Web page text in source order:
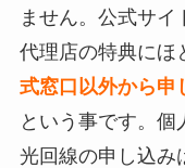
ません。公式サイ
代理店の特典にほ
式窓口以外から申
という事です。個
光回線の申し込み